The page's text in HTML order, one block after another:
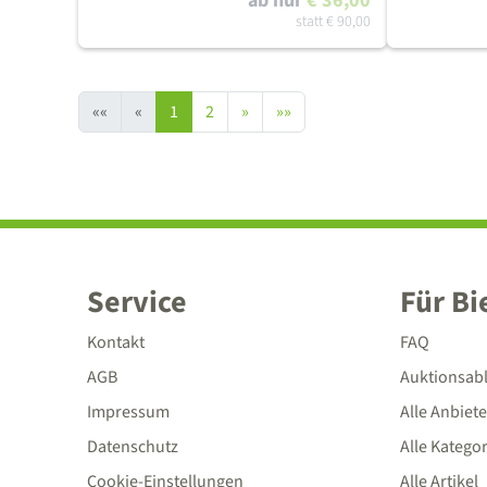
statt€ 90,00
«« « 1 2 » »»
Service
Kontakt
AGB
Impressum
Datenschutz
Cookie-Einstellungen
Für
FAQ
Alle
Alle
Alle Artikel